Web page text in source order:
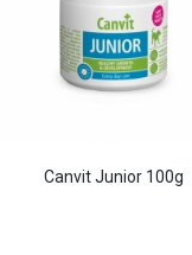
Canvit Junior 100g